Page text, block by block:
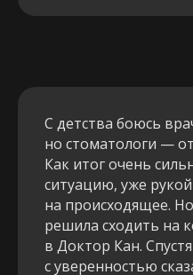
С детства боюсь
но стоматологи —
Как итог очень
ситуацию, уже
на происходящее.
решила сходить на
в Доктор Кан.
с уверенностью